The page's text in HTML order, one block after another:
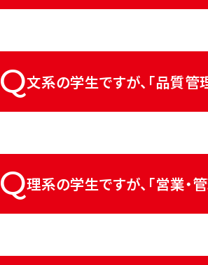
「品質管理」、「研究」、「開発」
Q文系の学生ですが、「品質管理
「品質管理」、「研究」、「開発
予めご了承ください。
Q理系の学生ですが、「営業・
可能です。「営業・管理」コース